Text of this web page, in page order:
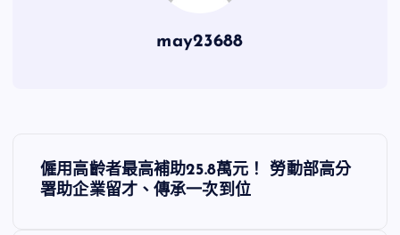
may23688
文
章
僱用高齡者最高補助25.8萬元！ 勞動部高分
署助企業留才、傳承一次到位